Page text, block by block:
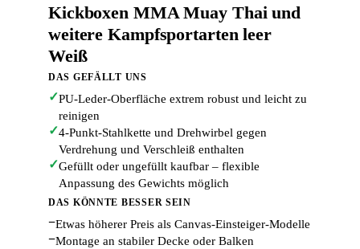
Kickboxen MMA Muay Thai und
weitere Kampfsportarten leer
Weiß
DAS GEFÄLLT UNS
✓PU-Leder-Oberfläche extrem robust und leicht zu
reinigen
✓4-Punkt-Stahlkette und Drehwirbel gegen
Verdrehung und Verschleiß enthalten
✓Gefüllt oder ungefüllt kaufbar – flexible
Anpassung des Gewichts möglich
DAS KÖNNTE BESSER SEIN
−Etwas höherer Preis als Canvas-Einsteiger-Modelle
−Montage an stabiler Decke oder Balken